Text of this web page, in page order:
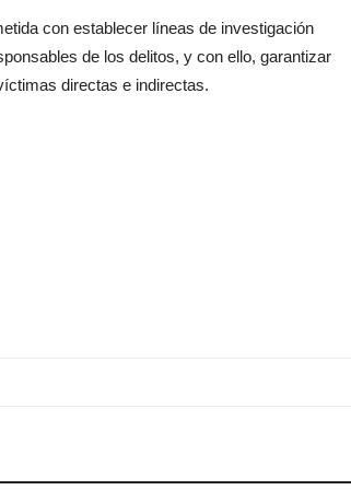
con establecer líneas de investigación
de los delitos, y con ello, garantizar
directas e indirectas.